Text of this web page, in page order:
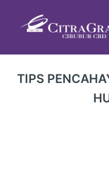
TIPS